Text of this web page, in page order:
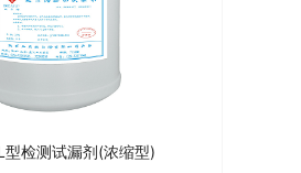
型检测试漏剂(浓缩型)